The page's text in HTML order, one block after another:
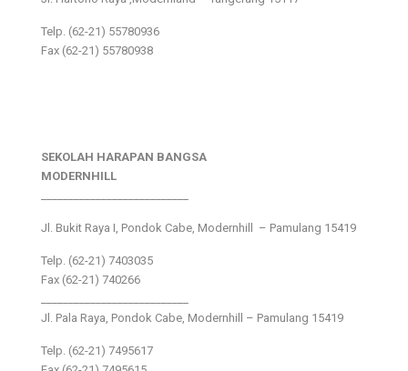
Telp. (62-21) 55780936
Fax (62-21) 55780938
SEKOLAH HARAPAN BANGSA
MODERNHILL
Jl. Bukit Raya I, Pondok Cabe, Modernhill – Pamulang 15419
Telp. (62-21) 7403035
Fax (62-21) 740266
Jl. Pala Raya, Pondok Cabe, Modernhill – Pamulang 15419
Telp. (62-21) 7495617